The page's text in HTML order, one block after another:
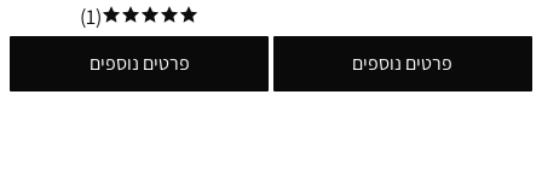
פרטים נוספים
(1)
פרטים נוספים